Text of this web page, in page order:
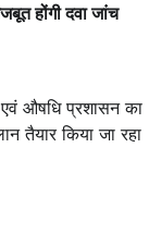
होंगी दवा जांच
एवं औषधि प्रशासन का
तैयार किया जा रहा